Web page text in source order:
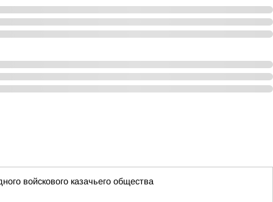
войскового казачьего общества